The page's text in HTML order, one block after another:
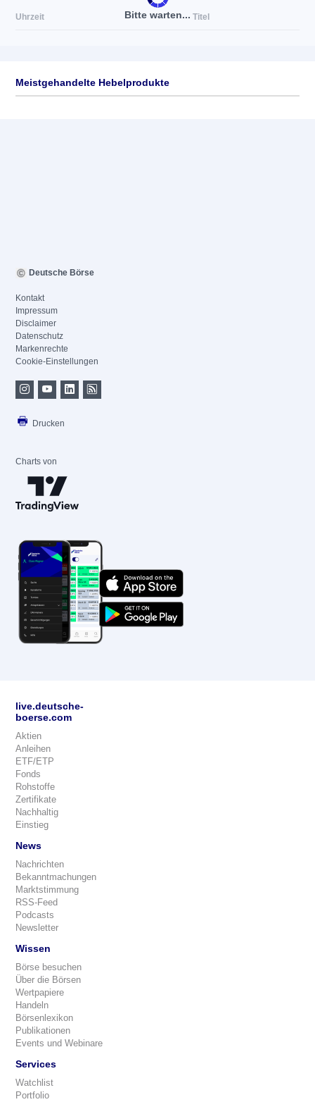
Bitte warten...
Uhrzeit Titel
Meistgehandelte Hebelprodukte
Deutsche Börse
Kontakt
Impressum
Disclaimer
Datenschutz
Markenrechte
Cookie-Einstellungen
Drucken
Charts von
live.deutsche-
boerse.com
Aktien
Anleihen
ETF/ETP
Fonds
Rohstoffe
Zertifikate
Nachhaltig
Einstieg
News
Nachrichten
Bekanntmachungen
Marktstimmung
RSS-Feed
Podcasts
Newsletter
Wissen
Börse besuchen
Über die Börsen
Wertpapiere
Handeln
Börsenlexikon
Publikationen
Events und Webinare
Services
Watchlist
Portfolio